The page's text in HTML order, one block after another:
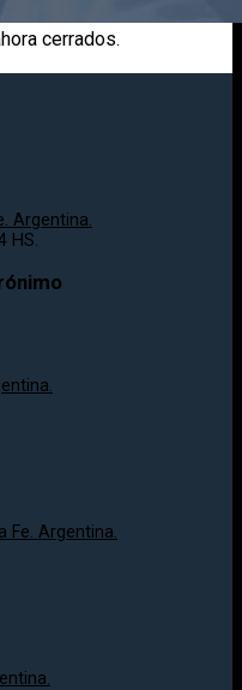
cerrados.
Argentina.
HS.
Fe. Argentina.